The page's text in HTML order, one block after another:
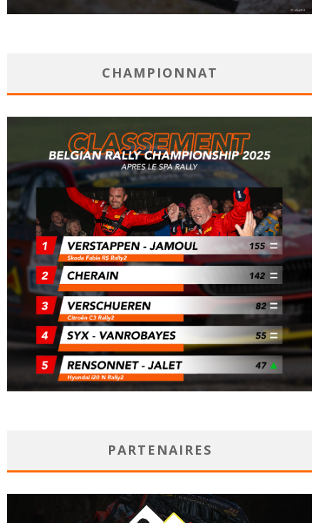
CHAMPIONNAT
PARTENAIRES